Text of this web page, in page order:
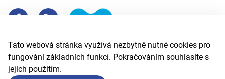
Tato webová stránka využívá nezbytně nutné cookies pro
fungování základních funkcí. Pokračováním souhlasíte s
jejich použitím.